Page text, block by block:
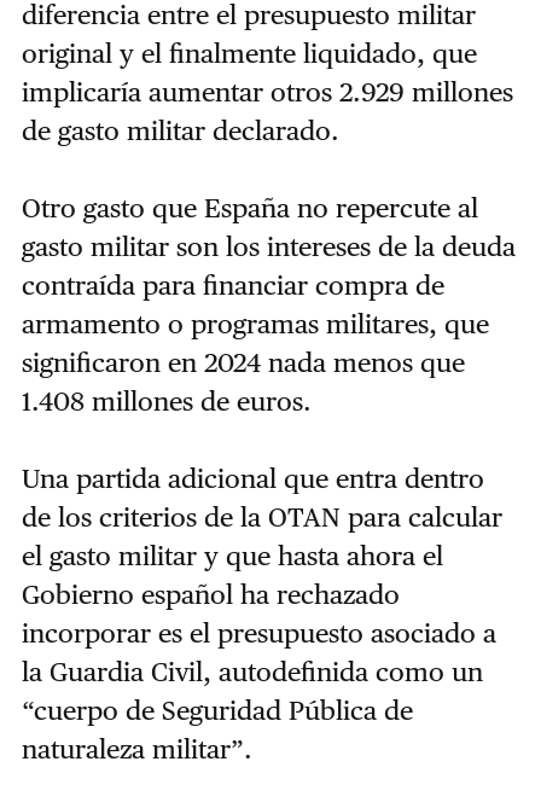
diferencia entre el presupuesto militar
original y el finalmente liquidado, que
implicaría aumentar otros 2.929 millones
de gasto militar declarado.
Otro gasto que España no repercute al
gasto militar son los intereses de la deuda
contraída para financiar compra de
armamento o programas militares, que
significaron en 2024 nada menos que
1.408 millones de euros.
Una partida adicional que entra dentro
de los criterios de la OTAN para calcular
el gasto militar y que hasta ahora el
Gobierno español ha rechazado
incorporar es el presupuesto asociado a
la Guardia Civil, autodefinida como un
“cuerpo de Seguridad Pública de
naturaleza militar”.